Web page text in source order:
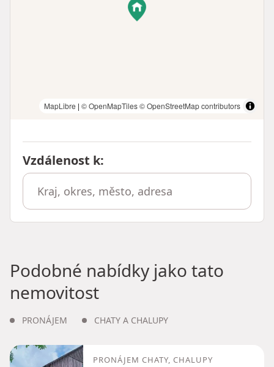
MapLibre | © OpenMapTiles© OpenStreetMap contributors
Vzdálenost k:
Podobné nabídky jako tato
nemovitost
PRONÁJEM CHATY A CHALUPY
PRONÁJEM CHATY, CHALUPY